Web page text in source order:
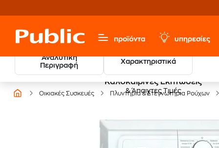
προϊόντα υπηρεσίες
Αναλυτική
Περιγραφή
Χαρακτηριστικά
Καλοκαιρινές Εκπτώσεις
& Άπαιχτες Τιμές
Οικιακές Συσκευές Πλυντήρια & Στεγνωτήρια Ρούχων